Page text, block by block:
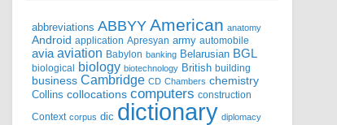
abbreviations ABBYY American anatomy
Android application Apresyan army automobile
avia aviation Babylon banking Belarusian BGL
biological biology biotechnology British building
business Cambridge CD Chambers chemistry
Collins collocations computers construction
Context corpus dic dictionary diplomacy